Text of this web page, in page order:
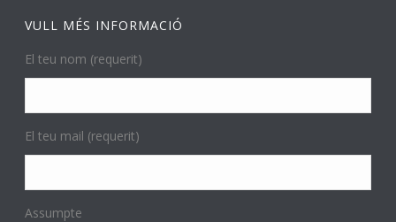
VULL MÉS INFORMACIÓ
El teu nom (requerit)
El teu mail (requerit)
Assumpte